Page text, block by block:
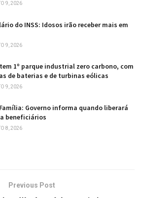
9, 2026
do INSS: Idosos irão receber mais em
9, 2026
1º parque industrial zero carbono, com
de baterias e de turbinas eólicas
9, 2026
Governo informa quando liberará
a beneficiários
8, 2026
Previous Post